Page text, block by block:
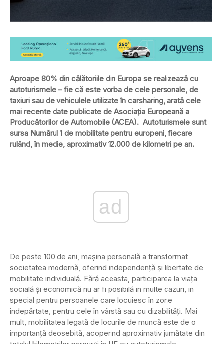
Aproape 80% din călătoriile din Europa se realizează cu
autoturismele – fie că este vorba de cele personale, de
taxiuri sau de vehiculele utilizate în carsharing, arată cele
mai recente date publicate de Asociația Europeană a
Producătorilor de Automobile (ACEA). Autoturismele sunt
sursa Numărul 1 de mobilitate pentru europeni, fiecare
rulând, în medie, aproximativ 12.000 de kilometri pe an.
ad
De peste 100 de ani, mașina personală a transformat
societatea modernă, oferind independență și libertate de
mobilitate individuală. Fără aceasta, participarea la viața
socială și economică nu ar fi posibilă în multe cazuri, în
special pentru persoanele care locuiesc în zone
îndepărtate, pentru cele în vârstă sau cu dizabilități. Mai
mult, mobilitatea legată de locurile de muncă este de o
importanță deosebită, acoperind aproximativ jumătate din